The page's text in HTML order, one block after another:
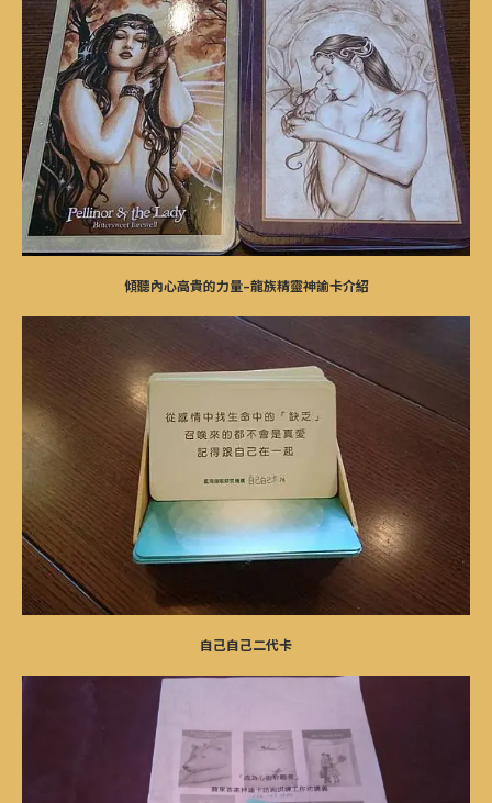
傾聽內心高貴的力量–龍族精靈神諭卡介紹
自己自己二代卡